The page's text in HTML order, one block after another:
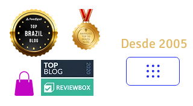
Desde 2005